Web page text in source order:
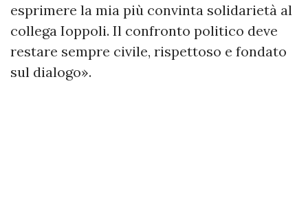
esprimere la mia più convinta solidarietà al
collega Ioppoli. Il confronto politico deve
restare sempre civile, rispettoso e fondato
sul dialogo».